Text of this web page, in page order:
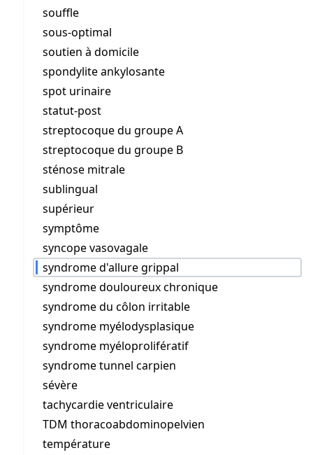
souffle
sous-optimal
soutien à domicile
spondylite ankylosante
spot urinaire
statut-post
streptocoque du groupe A
streptocoque du groupe B
sténose mitrale
sublingual
supérieur
symptôme
syncope vasovagale
syndrome d'allure grippal
syndrome douloureux chronique
syndrome du côlon irritable
syndrome myélodysplasique
syndrome myéloprolifératif
syndrome tunnel carpien
sévère
tachycardie ventriculaire
TDM thoracoabdominopelvien
température